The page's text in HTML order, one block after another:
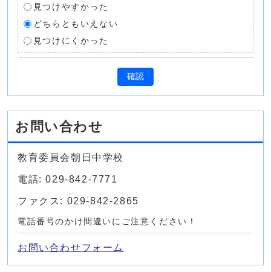
見つけやすかった
どちらともいえない
見つけにくかった
確認
お問い合わせ
教育委員会朝日中学校
電話: 029-842-7771
ファクス: 029-842-2865
電話番号のかけ間違いにご注意ください！
お問い合わせフォーム